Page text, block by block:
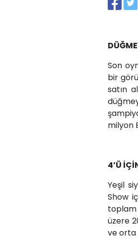
Son
bir
satın
milyon
4’Ü
Yeşil
Show
toplam
üzere
ve orta